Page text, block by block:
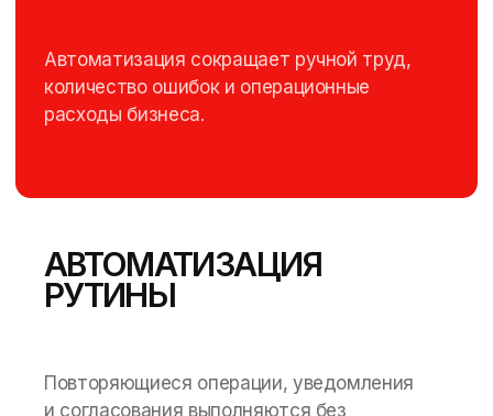
Автоматизация сокращает ручной труд,
количество ошибок и операционные
расходы бизнеса.
АВТОМАТИЗАЦИЯ
РУТИНЫ
Повторяющиеся операции, уведомления
и согласования выполняются без